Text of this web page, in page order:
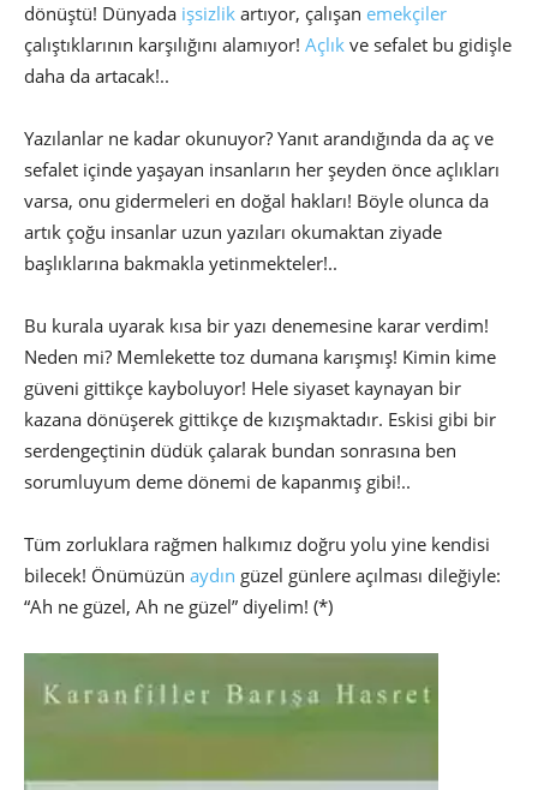
dönüştü! Dünyada işsizlik artıyor, çalışan emekçiler
çalıştıklarının karşılığını alamıyor! Açlık ve sefalet bu gidişle
daha da artacak!..
Yazılanlar ne kadar okunuyor? Yanıt arandığında da aç ve
sefalet içinde yaşayan insanların her şeyden önce açlıkları
varsa, onu gidermeleri en doğal hakları! Böyle olunca da
artık çoğu insanlar uzun yazıları okumaktan ziyade
başlıklarına bakmakla yetinmekteler!..
Bu kurala uyarak kısa bir yazı denemesine karar verdim!
Neden mi? Memlekette toz dumana karışmış! Kimin kime
güveni gittikçe kayboluyor! Hele siyaset kaynayan bir
kazana dönüşerek gittikçe de kızışmaktadır. Eskisi gibi bir
serdengeçtinin düdük çalarak bundan sonrasına ben
sorumluyum deme dönemi de kapanmış gibi!..
Tüm zorluklara rağmen halkımız doğru yolu yine kendisi
bilecek! Önümüzün aydın güzel günlere açılması dileğiyle:
“Ah ne güzel, Ah ne güzel” diyelim! (*)